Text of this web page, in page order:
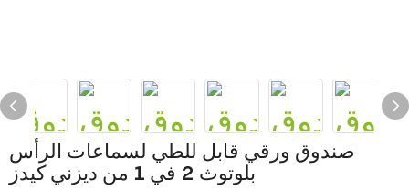
صندوق ورقي قابل للطي لسماعات الرأس
بلوتوث 2 في 1 من ديزني كيدز